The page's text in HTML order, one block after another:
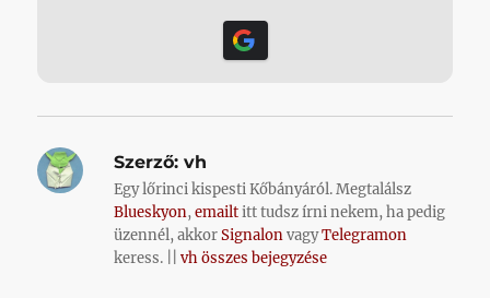
Szerző: vh
Egy lőrinci kispesti Kőbányáról. Megtalálsz
Blueskyon,emailtitt tudsz írni nekem, ha pedig
üzennél, akkorSignalonvagyTelegramon
keress. ||vh összes bejegyzése